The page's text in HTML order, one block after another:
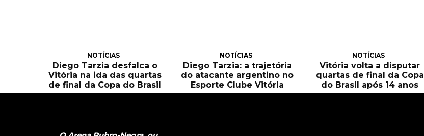
NOTÍCIAS
Diego Tarzia desfalca o
Vitória na ida das quartas
de final da Copa do Brasil
NOTÍCIAS
Diego Tarzia: a trajetória
do atacante argentino no
Esporte Clube Vitória
NOTÍCIAS
Vitória volta a disputar
quartas de final da Copa
do Brasil após 14 anos